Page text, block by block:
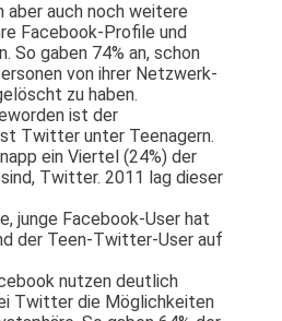
aber auch noch weitere
Facebook-­Profile und
So gaben 74% an, schon
von ihrer Netz­werk­
zu haben.
ist der
Twitter unter Teenagern.
ein Viertel (24%) der
Twitter. 2011 lag dieser
junge Facebook­-User hat
der Teen­-Twitter-­User auf
nutzen deutlich
Twitter die Möglichkeiten